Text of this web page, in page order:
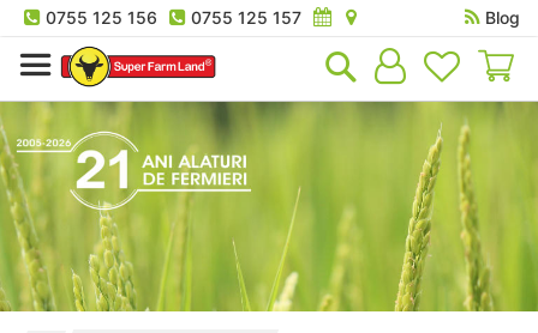
0755 125 156 0755 125 157
Blog